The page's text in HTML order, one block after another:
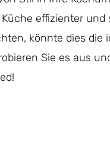
Küche effizienter und
könnte dies die
Sie es aus